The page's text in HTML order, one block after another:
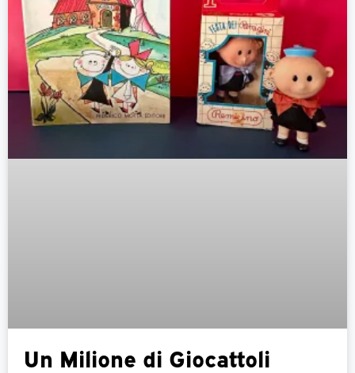
Un Milione di Giocattoli